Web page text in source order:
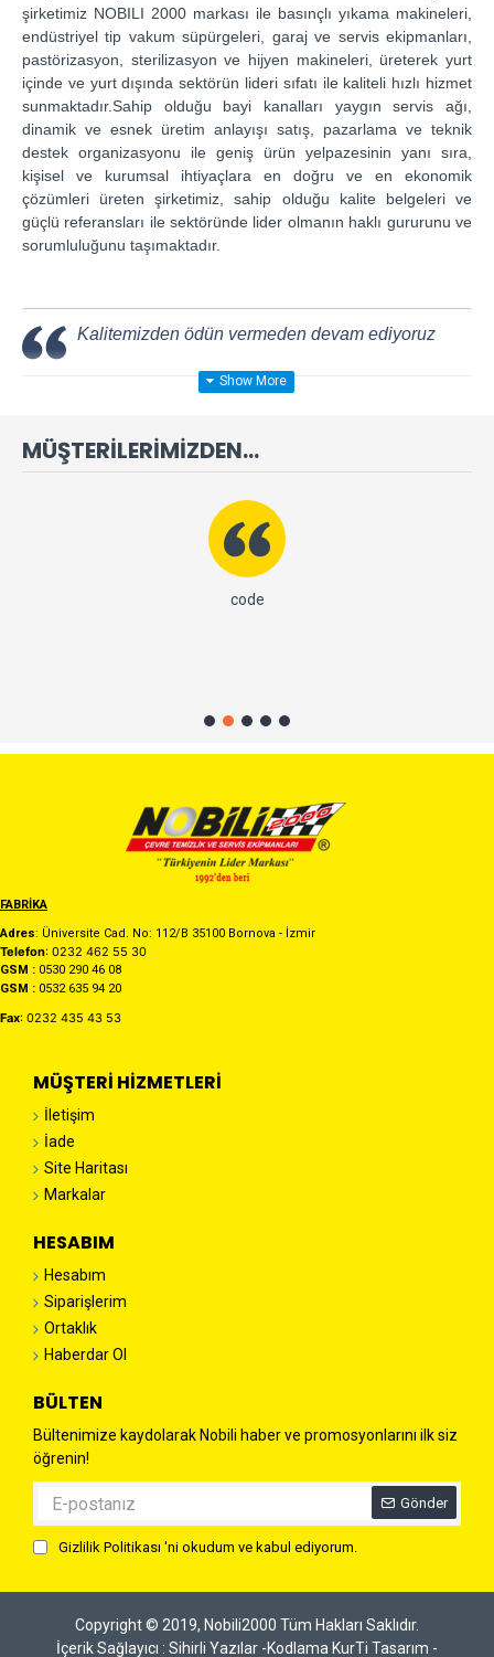
şirketimiz NOBILI 2000 markası ile basınçlı yıkama makineleri,
endüstriyel tip vakum süpürgeleri, garaj ve servis ekipmanları,
pastörizasyon, sterilizasyon ve hijyen makineleri, üreterek yurt
içinde ve yurt dışında sektörün lideri sıfatı ile kaliteli hızlı hizmet
sunmaktadır.Sahip olduğu bayi kanalları yaygın servis ağı,
dinamik ve esnek üretim anlayışı satış, pazarlama ve teknik
destek organizasyonu ile geniş ürün yelpazesinin yanı sıra,
kişisel ve kurumsal ihtiyaçlara en doğru ve en ekonomik
çözümleri üreten şirketimiz, sahip olduğu kalite belgeleri ve
güçlü referansları ile sektöründe lider olmanın haklı gururunu ve
sorumluluğunu taşımaktadır.
Kalitemizden ödün vermeden devam ediyoruz
MÜŞTERILERIMIZDEN...
code
FABRİKA
Adres: Üniversite Cad. No: 112/B 35100 Bornova - İzmir
Telefon: 0232 462 55 30
GSM : 0530 290 46 08
GSM : 0532 635 94 20
Fax: 0232 435 43 53
MÜŞTERI HIZMETLERI
İletişim
İade
Site Haritası
Markalar
HESABIM
Hesabım
Siparişlerim
Ortaklık
Haberdar Ol
BÜLTEN
Bültenimize kaydolarak Nobili haber ve promosyonlarını ilk siz
öğrenin!
Gönder
Gizlilik Politikası 'ni okudum ve kabul ediyorum.
Copyright © 2019, Nobili2000 Tüm Hakları Saklıdır.
İçerik Sağlayıcı : Sihirli Yazılar -Kodlama KurTi Tasarım -